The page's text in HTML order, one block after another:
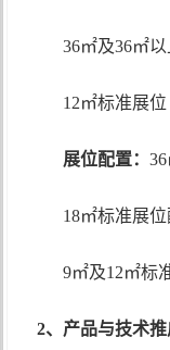
36㎡及36㎡
12㎡标准展
展位配置：
18㎡标准展
9㎡及12㎡标
2、产品与技术推